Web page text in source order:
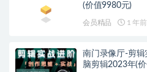
(价值9980元)
会员精品 1 年前
南门录像厅-剪
脑剪辑2023年(